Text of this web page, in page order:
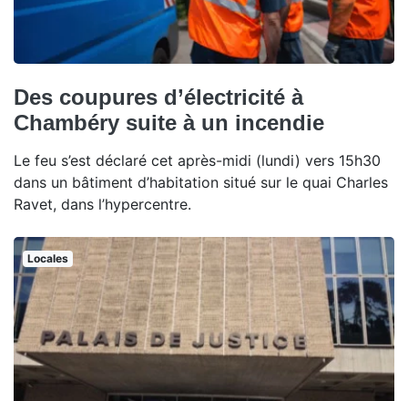
Des coupures d’électricité à
Chambéry suite à un incendie
Le feu s’est déclaré cet après-midi (lundi) vers 15h30
dans un bâtiment d’habitation situé sur le quai Charles
Ravet, dans l’hypercentre.
Locales